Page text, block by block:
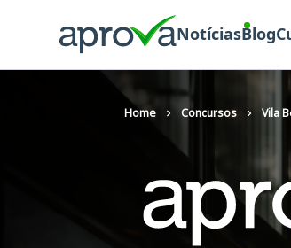
NotíciasBlog
Home Concursos Vila